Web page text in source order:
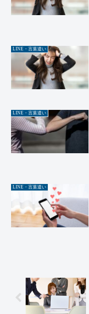
LINE・言葉遣い
LINE・言葉遣い
LINE・言葉遣い